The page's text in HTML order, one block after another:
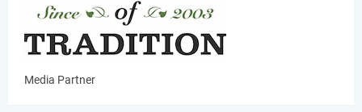
Media Partner